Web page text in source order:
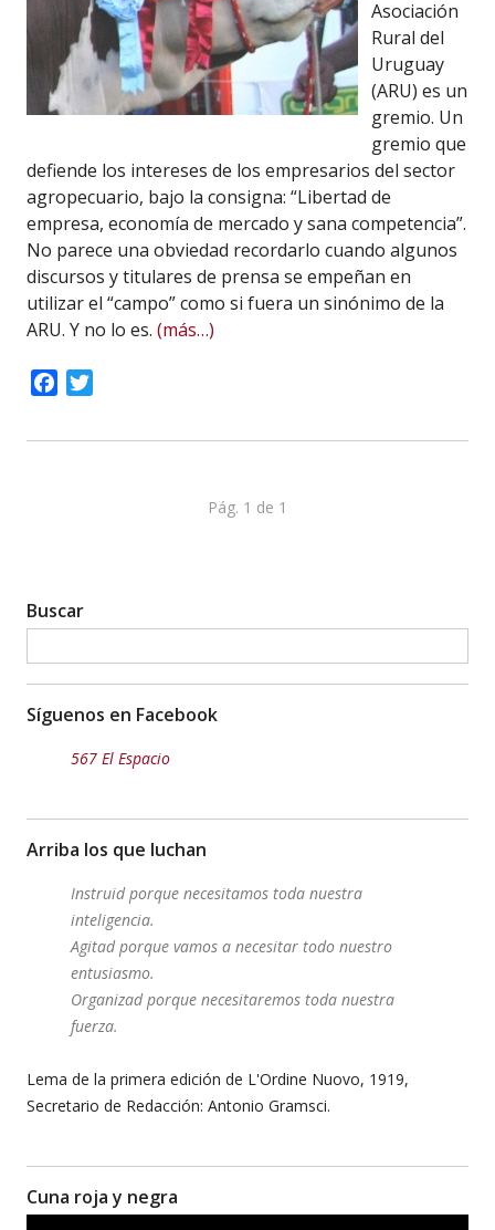
Asociación
Rural del
Uruguay
(ARU) es un
gremio. Un
gremio que
defiende los intereses de los empresarios del sector
agropecuario, bajo la consigna: “Libertad de
empresa, economía de mercado y sana competencia”.
No parece una obviedad recordarlo cuando algunos
discursos y titulares de prensa se empeñan en
utilizar el “campo” como si fuera un sinónimo de la
ARU. Y no lo es. (más…)
Facebook
Pág. 1 de 1
Buscar
Síguenos en Facebook
567 El Espacio
Arriba los que luchan
Instruid porque necesitamos toda nuestra
inteligencia.
Agitad porque vamos a necesitar todo nuestro
entusiasmo.
Organizad porque necesitaremos toda nuestra
fuerza.
Lema de la primera edición de L'Ordine Nuovo, 1919,
Secretario de Redacción: Antonio Gramsci.
Cuna roja y negra